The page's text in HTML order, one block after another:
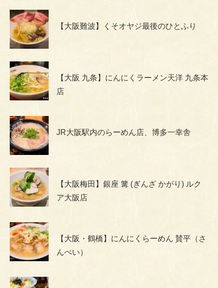
【大阪難波】くそオヤジ最後のひとふり
【大阪 九条】にんにくラーメン天洋 九条本
店
JR大阪駅内のらーめん店、博多一幸舎
【大阪梅田】銀座 篝 (ぎんざ かがり) ルク
ア大阪店
【大阪・鶴橋】にんにくらーめん 賛平（さ
んぺい）